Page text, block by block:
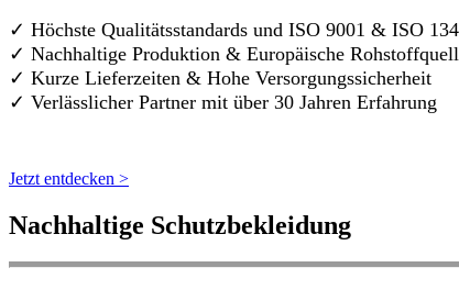
✓ Höchste Qualitätsstandards und ISO 9001 & ISO
✓ Nachhaltige Produktion & Europäische
✓ Kurze Lieferzeiten & Hohe Versorgungssicherheit
✓ Verlässlicher Partner mit über 30 Jahren Erfahrung
Jetzt entdecken >
Nachhaltige Schutzbekleidung